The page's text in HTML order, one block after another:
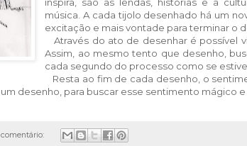
música. A cada tijolo desenhado há um
excitação e mais vontade para terminar o
Através do ato de desenhar é possível
Assim, ao mesmo tento que desenho,
cada segundo do processo como se
Resta ao fim de cada desenho, o
desenho, para buscar esse sentimento mágico e